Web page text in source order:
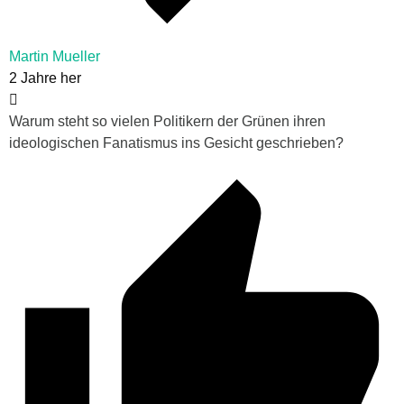
Martin Mueller
2 Jahre her
Warum steht so vielen Politikern der Grünen ihren
ideologischen Fanatismus ins Gesicht geschrieben?